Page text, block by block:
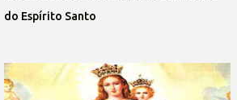
do Espírito Santo